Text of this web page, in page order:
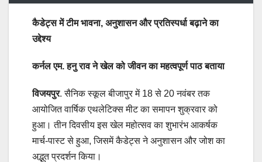
कैडेट्स में टीम भावना, अनुशासन और प्रतिस्पर्धा बढ़ाने का
उद्देश्य
कर्नल एम. हनु राव ने खेल को जीवन का महत्वपूर्ण पाठ बताया
विजयपुर. सैनिक स्कूल बीजापुर में 18 से 20 नवंबर तक
आयोजित वार्षिक एथलेटिक्स मीट का समापन शुक्रवार को
हुआ। तीन दिवसीय इस खेल महोत्सव का शुभारंभ आकर्षक
मार्च-पास्ट से हुआ, जिसमें कैडेट्स ने अनुशासन और जोश का
अद्भुत प्रदर्शन किया।